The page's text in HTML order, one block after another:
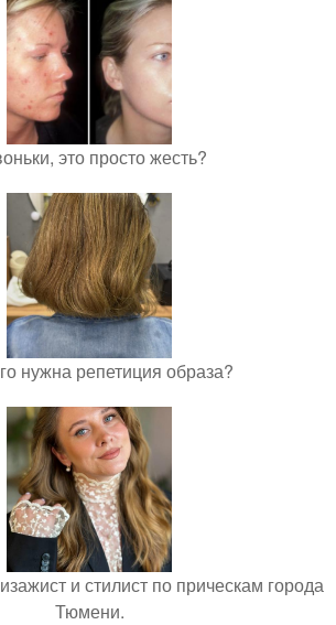
это просто жесть?
нужна репетиция образа?
и стилист по прическам города
Тюмени.